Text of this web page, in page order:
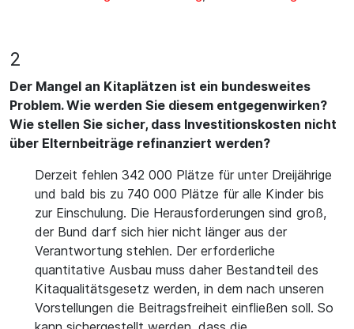
2
Der Mangel an Kitaplätzen ist ein bundesweites
Problem. Wie werden Sie diesem entgegenwirken?
Wie stellen Sie sicher, dass Investitionskosten nicht
über Elternbeiträge refinanziert werden?
Derzeit fehlen 342 000 Plätze für unter Dreijährige
und bald bis zu 740 000 Plätze für alle Kinder bis
zur Einschulung. Die Herausforderungen sind groß,
der Bund darf sich hier nicht länger aus der
Verantwortung stehlen. Der erforderliche
quantitative Ausbau muss daher Bestandteil des
Kitaqualitätsgesetz werden, in dem nach unseren
Vorstellungen die Beitragsfreiheit einfließen soll. So